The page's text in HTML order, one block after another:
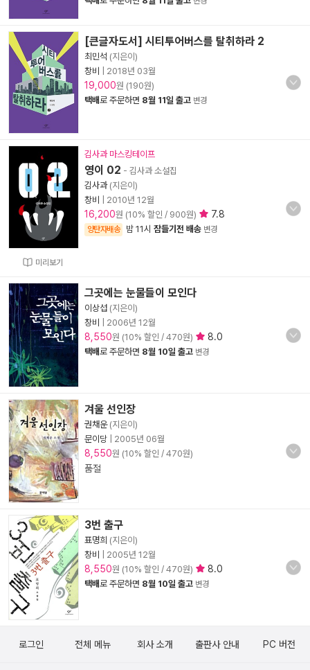
[큰글자도서] 시티투어버스를 탈취하라 2
최민석 (지은이)
창비
2018년 03월
19,000원 (190원)
택배로 주문하면 8월 11일 출고 변경
미리보기
김사과 마스킹테이프
영이 02 - 김사과 소설집
김사과(지은이)
창비
2010년 12월
16,200원 (10% 할인 / 900원) 7.8
양탄자배송 밤 11시 잠들기전 배송 변경
그곳에는 눈물들이 모인다
이상섭 (지은이)
창비
2006년 12월
8,550원 (10% 할인 / 470원) 8.0
택배로 주문하면 8월 10일 출고 변경
겨울 선인장
권채운(지은이)
문이당
2005년 06월
8,550원 (10% 할인 / 470원)
품절
3번 출구
표명희 (지은이)
창비
2005년 12월
8,550원 (10% 할인 / 470원) 8.0
택배로 주문하면 8월 10일 출고 변경
로그인 전체 메뉴 회사 소개 출판사 안내 PC 버전